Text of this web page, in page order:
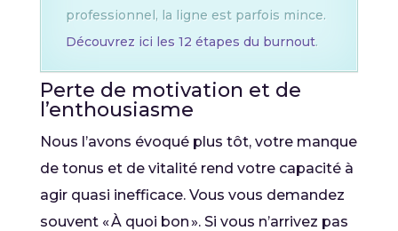
professionnel, la ligne est parfois mince.
Découvrez ici les 12 étapes du burnout.
Perte de motivation et de
l’enthousiasme
Nous l’avons évoqué plus tôt, votre manque
de tonus et de vitalité rend votre capacité à
agir quasi inefficace. Vous vous demandez
souvent « À quoi bon ». Si vous n’arrivez pas